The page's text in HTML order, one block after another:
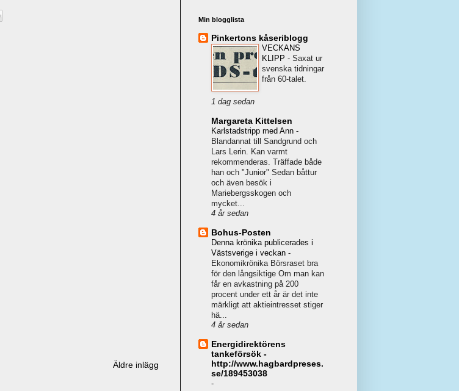
Äldre inlägg
Min blogglista
Pinkertons kåseriblogg
VECKANS
KLIPP - Saxat ur
svenska tidningar
från 60-talet.
1 dag sedan
Margareta Kittelsen
Karlstadstripp med Ann -
Blandannat till Sandgrund och
Lars Lerin. Kan varmt
rekommenderas. Träffade både
han och "Junior" Sedan båttur
och även besök i
Mariebergsskogen och
mycket...
4 år sedan
Bohus-Posten
Denna krönika publicerades i
Västsverige i veckan -
Ekonomikrönika Börsraset bra
för den långsiktige Om man kan
får en avkastning på 200
procent under ett år är det inte
märkligt att aktieintresset stiger
hä...
4 år sedan
Energidirektörens
tankeförsök -
http://www.hagbardpreses.
se/189453038
-